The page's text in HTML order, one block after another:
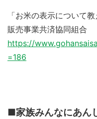
「お米の表示について
販売事業共済協同組合
https://
=186
■家族みんなにあん